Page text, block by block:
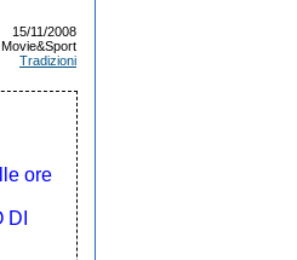
15/11/2008
Movie&Sport
Tradizioni
ore